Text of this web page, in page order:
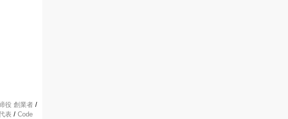
役 創業者 /
表 / Code